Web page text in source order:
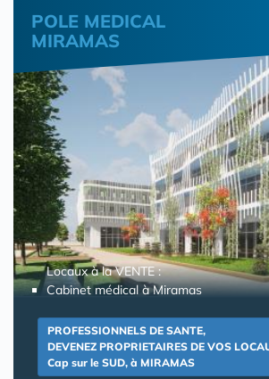
POLE MEDICAL
MIRAMAS
Locaux à la VENTE :
Cabinet médical à Miramas
PROFESSIONNELS DE SANTE,
DEVENEZ PROPRIETAIRES DE VOS
Cap sur le SUD, à MIRAMAS